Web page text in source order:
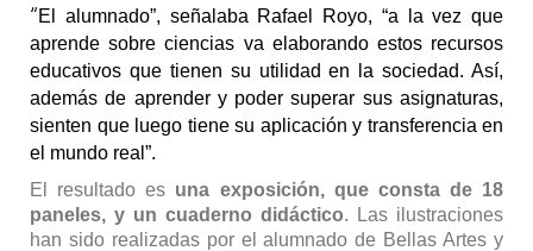
“E l alumnado”, señalaba Rafael Royo, “a la vez que
aprende sobre ciencias va elaborando estos recursos
educativos que tienen su utilidad en la sociedad. Así,
además de aprender y poder superar sus asignaturas,
sienten que luego tiene su aplicación y transferencia en
el mundo real”.
El resultado es una exposición, que consta de 18
paneles, y un cuaderno didáctico. Las ilustraciones
han sido realizadas por el alumnado de Bellas Artes y